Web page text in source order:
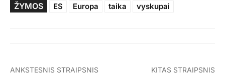
ŽYMOS ES Europa taika vyskupai
ANKSTESNIS STRAIPSNIS KITAS STRAIPSNIS